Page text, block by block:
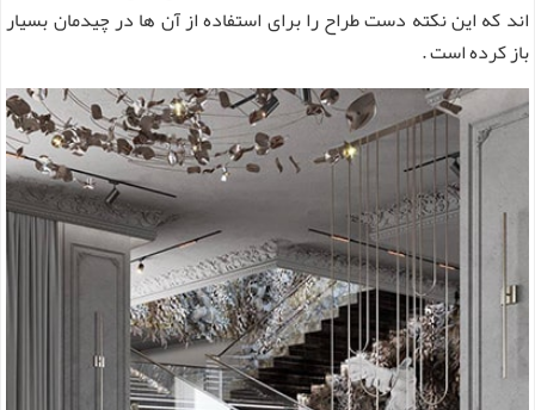
اند که این نکته دست طراح را برای استفاده از آن ها در چیدمان بسیار
باز کرده است .